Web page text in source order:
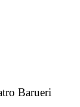
Barueri